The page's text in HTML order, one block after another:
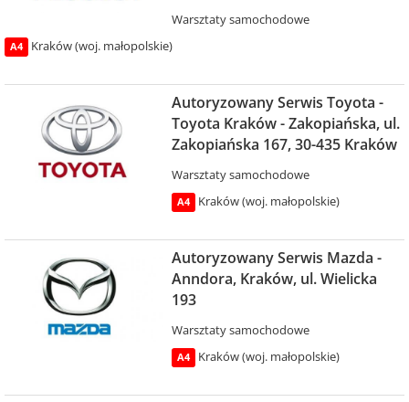
Warsztaty samochodowe
A4 Kraków (woj. małopolskie)
Autoryzowany Serwis Toyota -
Toyota Kraków - Zakopiańska, ul.
Zakopiańska 167, 30-435 Kraków
Warsztaty samochodowe
A4 Kraków (woj. małopolskie)
Autoryzowany Serwis Mazda -
Anndora, Kraków, ul. Wielicka
193
Warsztaty samochodowe
A4 Kraków (woj. małopolskie)